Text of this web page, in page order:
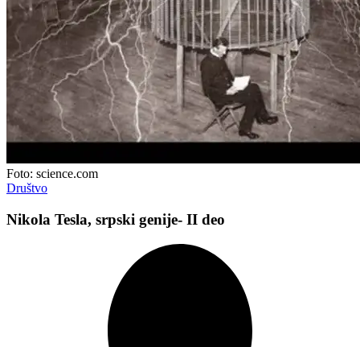
Foto: science.com
Društvo
Nikola Tesla, srpski genije- II deo